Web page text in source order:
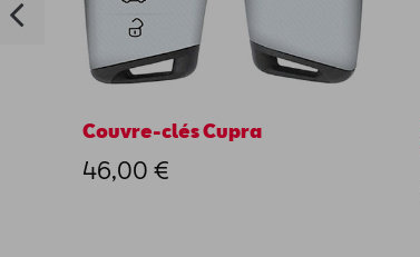
Couvre-clés Cupra
46,00 €